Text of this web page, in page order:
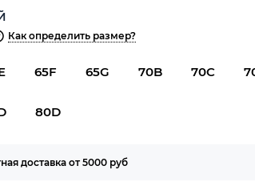
Как определить размер?
65F 65G 70B 70C
80D
доставка от 5000 руб